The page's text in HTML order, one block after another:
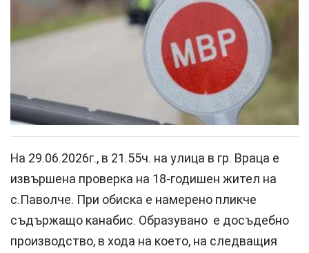
На 29.06.2026г., в 21.55ч. на улица в гр. Враца е
извършена проверка на 18-годишен жител на
с.Паволче. При обиска е намерено пликче
съдържащо канабис. Образувано е досъдебно
производство, в хода на което, на следващия